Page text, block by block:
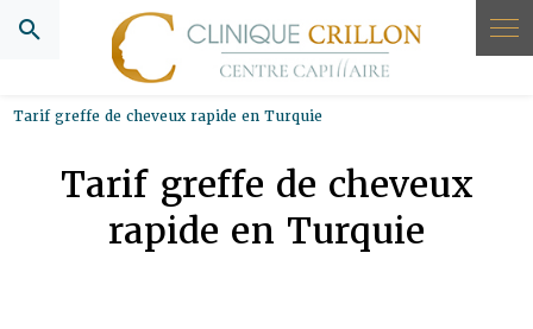
Tarif greffe de cheveux rapide en Turquie
Tarif greffe de cheveux
rapide en Turquie
Panneau de gestion des cookies